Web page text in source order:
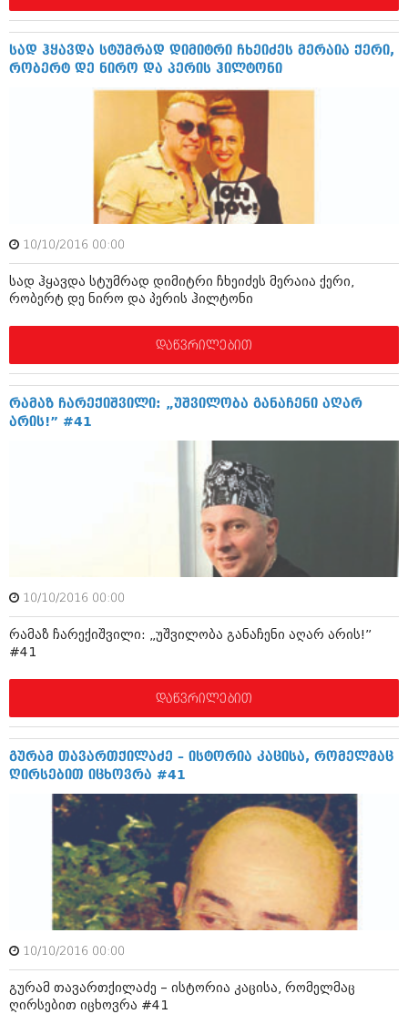
იუმორი
კალეიდოსკოპი
ჰოროსკოპი და შეუცნობელი
რომანი და დეტექტივი
სახალისო ამბები
შოუბიზნესი
დაიჯესტი
ქალი და მამაკაცი
ანონსი
ოქტომბერი 2017 (231)
აგვისტო 2017 (212)
ივლისი 2017 (233)
ივნისი 2017 (265)
აპრილი 2017 (220)
მარტი 2017 (212)
იანვარი 2017 (246)
დეკემბერი 2016 (207)
ნოემბერი 2016 (207)
ოქტომბერი 2016 (257)
სექტემბერი 2016 (224)
აგვისტო 2016 (258)
ივლისი 2016 (211)
ივნისი 2016 (221)
მაისი 2016 (261)
აპრილი 2016 (215)
მარტი 2016 (200)
თებერვალი 2016 (250)
კრიმინალი
რომანი და დეტექტივი
სახალისო ამბები
დაიჯესტი
ქალი და მამაკაცი
ისტორია
სხვადასხვა
ანონსი
ოქტომბერი 2020 (209)
სექტემბერი 2020 (204)
სად ჰყავდა სტუმრად დიმიტრი ჩხეიძეს მერაია ქერი,
რობერტ დე ნირო და პერის ჰილტონი
10/10/2016 00:00
სად ჰყავდა სტუმრად დიმიტრი ჩხეიძეს მერაია ქერი,
რობერტ დე ნირო და პერის ჰილტონი
დაწვრილებით
რამაზ ჩარექიშვილი: „უშვილობა განაჩენი აღარ
არის!” #41
10/10/2016 00:00
რამაზ ჩარექიშვილი: „უშვილობა განაჩენი აღარ არის!”
#41
დაწვრილებით
გურამ თავართქილაძე – ისტორია კაცისა, რომელმაც
ღირსებით იცხოვრა #41
10/10/2016 00:00
გურამ თავართქილაძე – ისტორია კაცისა, რომელმაც
ღირსებით იცხოვრა #41